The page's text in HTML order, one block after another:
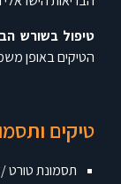
טיפול בשורש
הטיקים באופן
טיקים
תסמונת טורט /